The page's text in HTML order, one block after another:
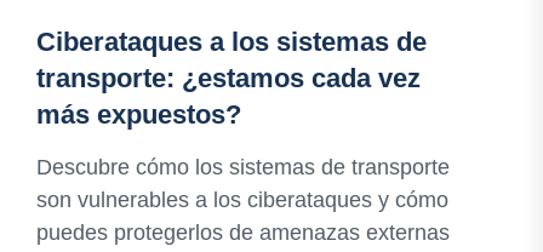
Ciberataques a los sistemas de
transporte: ¿estamos cada vez
más expuestos?
Descubre cómo los sistemas de transporte
son vulnerables a los ciberataques y cómo
puedes protegerlos de amenazas externas